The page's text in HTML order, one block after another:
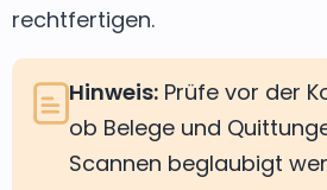
rechtfertigen.
Hinweis: Prüfe vor der
ob Belege und
Scannen beglaubigt